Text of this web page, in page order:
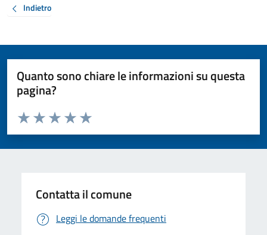
Indietro
Quanto sono chiare le informazioni su questa
pagina?
Valuta da 1 a 5 stelle la pagina
Valuta 5 stelle su 5
Valuta 4 stelle su 5
Valuta 3 stelle su 5
Valuta 2 stelle su 5
Valuta 1 stelle su 5
Contatta il comune
Leggi le domande frequenti